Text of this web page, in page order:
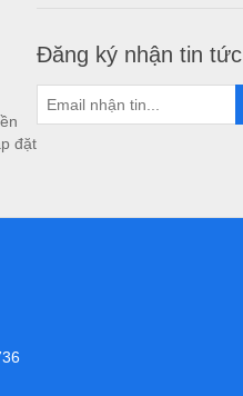
đặt
Đăng ký nhận tin tức